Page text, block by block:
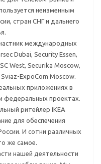
неизменным
стран СНГ и дальнего
международных
Dubai, Security Essen,
West, Securika Moscow,
ExpoCom Moscow.
приложениях в
федеральных проектах.
ритейлер IKEA
для обеспечения
И сотни различных
же самое.
нашей деятельности